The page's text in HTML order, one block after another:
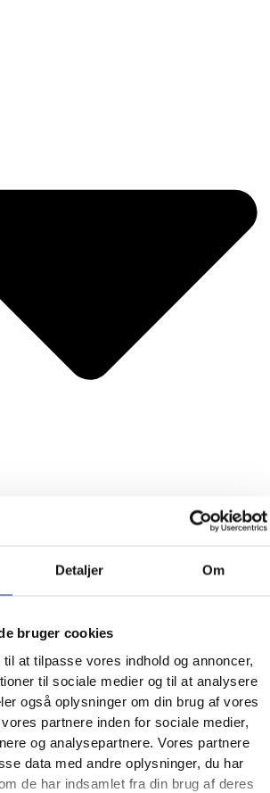
Detaljer Om
bruger cookies
at tilpasse vores indhold og annoncer,
til sociale medier og til at analysere
også oplysninger om din brug af vores
partnere inden for sociale medier,
og analysepartnere. Vores partnere
data med andre oplysninger, du har
de har indsamlet fra din brug af deres
og bøger
uldtæpper fra Ístex